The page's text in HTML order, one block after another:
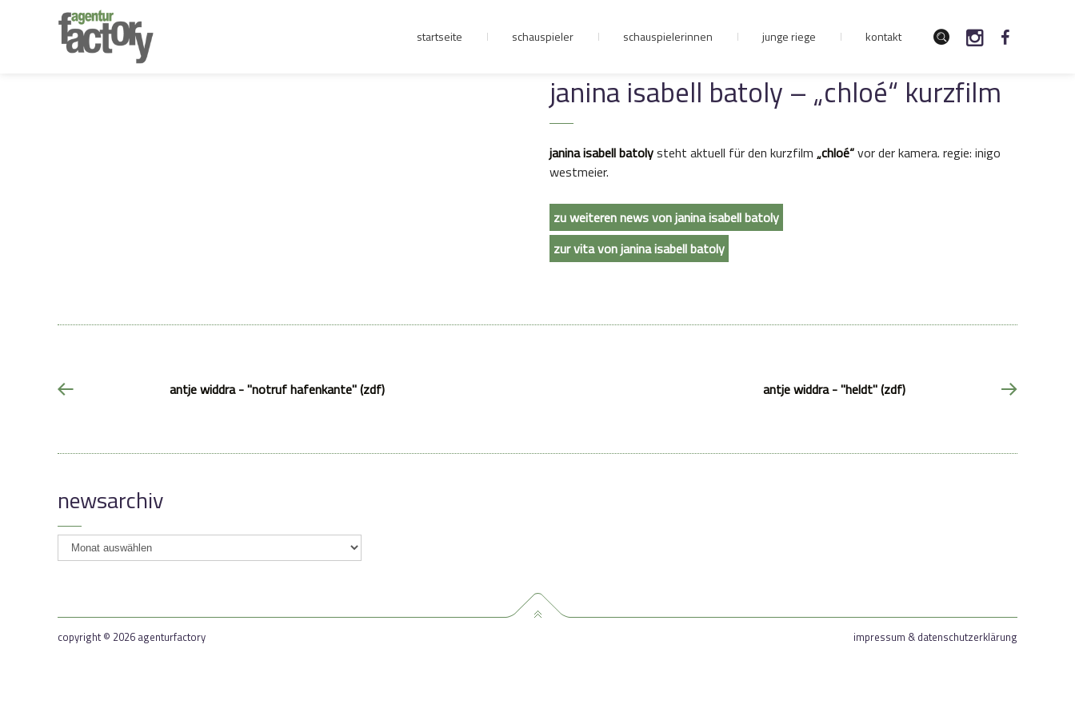
junge riege
kontakt
startseite schauspieler schauspielerinnen junge riege kontakt
janina isabell batoly – „chloé“ kurzfilm
janina isabell batolysteht aktuell für den kurzfilm „chloé“vor der kamera. regie: inigo
westmeier.
zu weiteren news von janina isabell batoly
zur vita von janina isabell batoly
antje widdra - "notruf hafenkante" (zdf) antje widdra - "heldt" (zdf)
newsarchiv
newsarchiv
copyright © 2026 agenturfactory impressum & datenschutzerklärung